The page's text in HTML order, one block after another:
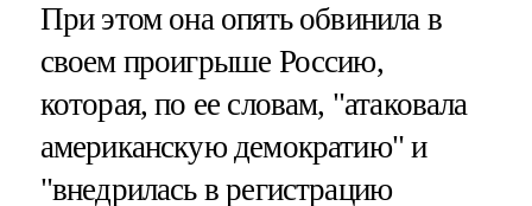
При этом она опять обвинила в
своем проигрыше Россию,
которая, по ее словам, "атаковала
американскую демократию" и
"внедрилась в регистрацию